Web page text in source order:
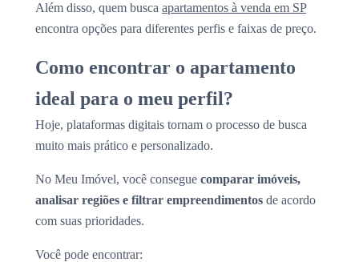
Além disso, quem busca apartamentos à venda em SP
encontra opções para diferentes perfis e faixas de preço.
Como encontrar o apartamento
ideal para o meu perfil?
Hoje, plataformas digitais tornam o processo de busca
muito mais prático e personalizado.
No Meu Imóvel, você consegue comparar imóveis,
analisar regiões e filtrar empreendimentos de acordo
com suas prioridades.
Você pode encontrar: